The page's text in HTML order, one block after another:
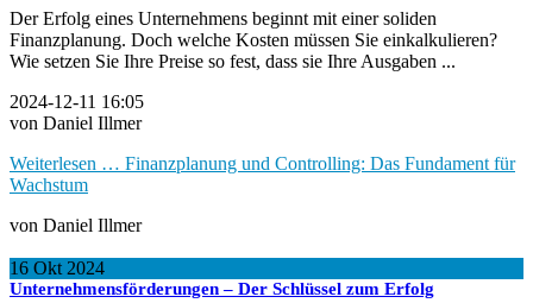
Der Erfolg eines Unternehmens beginnt mit einer soliden
Finanzplanung. Doch welche Kosten müssen Sie einkalkulieren?
Wie setzen Sie Ihre Preise so fest, dass sie Ihre Ausgaben ...
2024-12-11 16:05
von Daniel Illmer
Weiterlesen … Finanzplanung und Controlling: Das Fundament für
Wachstum
von Daniel Illmer
16 Okt 2024
Unternehmensförderungen – Der Schlüssel zum Erfolg